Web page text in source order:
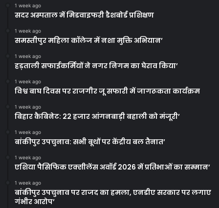
1 week ago
सदर अस्पताल में मिडवाइफरी डैशबोर्ड प्रशिक्षण
1 week ago
समस्तीपुर महिला कॉलेज में नशा मुक्ति अभियान’
1 week ago
हड़ताली सफाईकर्मियों ने नगर निगम का घेराव किया’
1 week ago
विश्व बाघ दिवस पर राजगीर जू सफारी में जागरूकता कार्यक्रम
1 week ago
बिहार कैबिनेट: 22 हजार आंगनबाड़ी बहाली को मंजूरी’
1 week ago
बांकीपुर उपचुनाव: सभी बूथों पर केंद्रीय बल तैनात’
1 week ago
एशिया पैसिफिक एक्सीलेंस अवॉर्ड 2026 में प्रतिभाओं का सम्मान’
1 week ago
बांकीपुर उपचुनाव पर राजद का हमला, एनडीए सरकार पर लगाए
गंभीर आरोप’